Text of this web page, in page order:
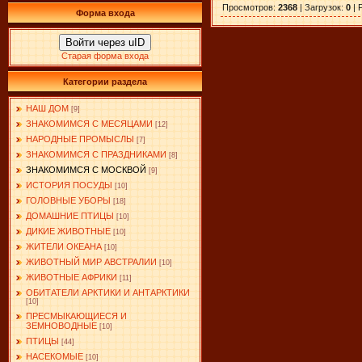
Форма входа
Войти через uID
Старая форма входа
Категории раздела
НАШ ДОМ [9]
ЗНАКОМИМСЯ С МЕСЯЦАМИ [12]
НАРОДНЫЕ ПРОМЫСЛЫ [7]
ЗНАКОМИМСЯ С ПРАЗДНИКАМИ [8]
ЗНАКОМИМСЯ С МОСКВОЙ [9]
ИСТОРИЯ ПОСУДЫ [10]
ГОЛОВНЫЕ УБОРЫ [18]
ДОМАШНИЕ ПТИЦЫ [10]
ДИКИЕ ЖИВОТНЫЕ [10]
ЖИТЕЛИ ОКЕАНА [10]
ЖИВОТНЫЙ МИР АВСТРАЛИИ [10]
ЖИВОТНЫЕ АФРИКИ [11]
ОБИТАТЕЛИ АРКТИКИ И АНТАРКТИКИ
[10]
ПРЕСМЫКАЮЩИЕСЯ И
ЗЕМНОВОДНЫЕ [10]
ПТИЦЫ [44]
НАСЕКОМЫЕ [10]
Просмотров: 2368 | Загрузок: 0 |